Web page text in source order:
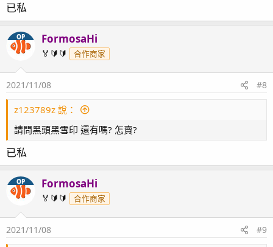
已私
OP FormosaHi
🏅🔰🔰 合作商家
2021/11/08 #8
z123789z 說：
請問黑頭黑雪印 還有嗎? 怎賣?
已私
OP FormosaHi
🏅🔰🔰 合作商家
2021/11/08 #9